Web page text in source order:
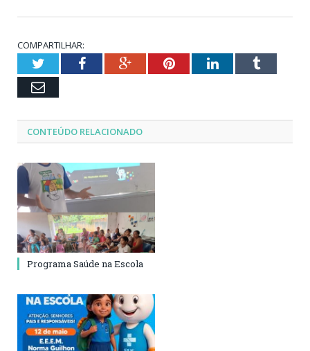
COMPARTILHAR:
TwitterFacebookGoogle+PinterestLinkedInTumblr
Email
CONTEÚDO RELACIONADO
Programa Saúde na Escola